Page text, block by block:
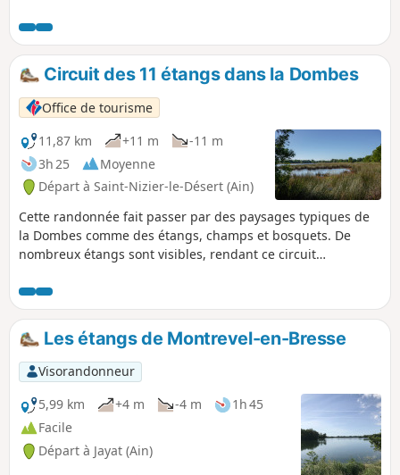
Circuit des 11 étangs dans la Dombes
Office de tourisme
11,87 km
+11 m
-11 m
3h 25
Moyenne
Départ à Saint-Nizier-le-Désert (Ain)
Cette randonnée fait passer par des paysages typiques de
la Dombes comme des étangs, champs et bosquets. De
nombreux étangs sont visibles, rendant ce circuit
de jumelles.
Les étangs de Montrevel-en-Bresse
Visorandonneur
5,99 km
+4 m -4 m
1h 45
Facile
Départ à Jayat (Ain)